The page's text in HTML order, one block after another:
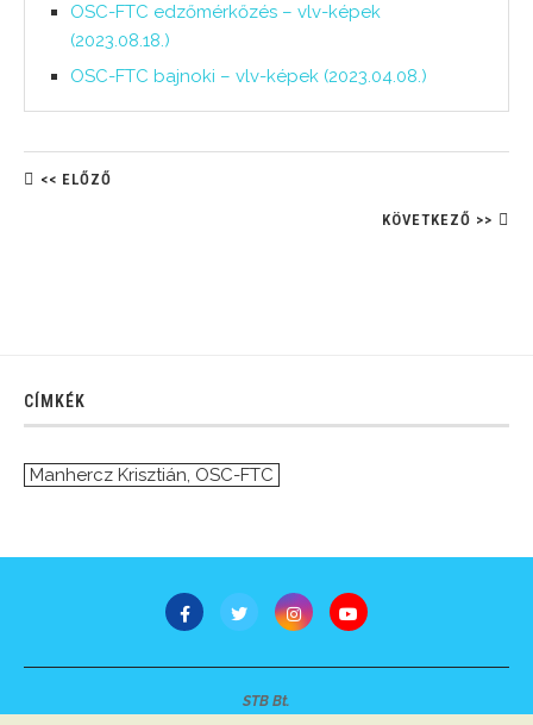
OSC-FTC edzőmérkőzés – vlv-képek
(2023.08.18.)
OSC-FTC bajnoki – vlv-képek (2023.04.08.)
<< ELŐZŐ
KÖVETKEZŐ >>
CÍMKÉK
Manhercz Krisztián, OSC-FTC
STB Bt.